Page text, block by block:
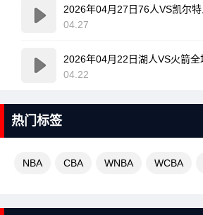
04.27
2026年04月22日湖人VS火箭
04.22
热门标签
NBA CBA WNBA WCBA